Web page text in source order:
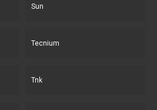
Sun
Tecnium
Tnk